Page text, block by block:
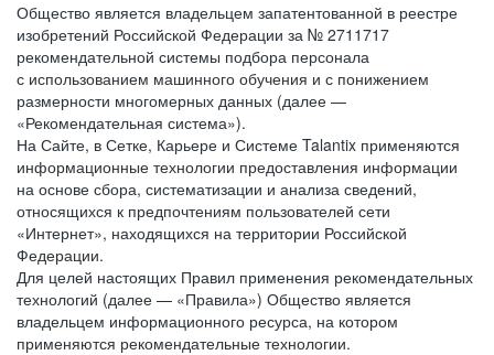
Общество является владельцем запатентованной в реестре
изобретений Российской Федерации за № 2711717
рекомендательной системы подбора персонала
с использованием машинного обучения и с понижением
размерности многомерных данных (далее —
«Рекомендательная система»).
На Сайте, в Сетке, Карьере и Системе Talantix применяются
информационные технологии предоставления информации
на основе сбора, систематизации и анализа сведений,
относящихся к предпочтениям пользователей сети
«Интернет», находящихся на территории Российской
Федерации.
Для целей настоящих Правил применения рекомендательных
технологий (далее — «Правила») Общество является
владельцем информационного ресурса, на котором
применяются рекомендательные технологии.